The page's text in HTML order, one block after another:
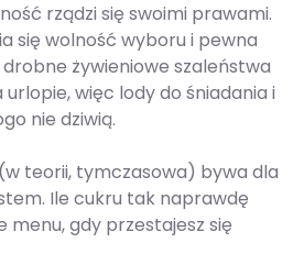
rządzi się swoimi prawami.
się wolność wyboru i pewna
żywieniowe szaleństwa
więc lody do śniadania i
nie dziwią.
teorii, tymczasowa) bywa dla
Ile cukru tak naprawdę
menu, gdy przestajesz się